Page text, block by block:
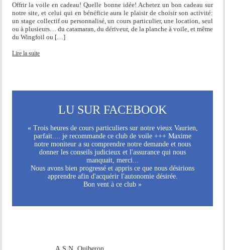
Offrir la voile en cadeau! Quelle bonne idée! Achetez un bon cadeau sur
notre site, et celui qui en bénéficie aura le plaisir de choisir son activité:
un stage collectif ou personnalisé, un cours particulier, une location, seul
ou à plusieurs… du catamaran, du dériveur, de la planche à voile, et même
du Wingfoil ou […]
Lire la suite
LU SUR FACEBOOK
« Trois heures de cours particuliers sur notre vieux Vaurien,
parfait.... je recommande ce club de voile +++ Maxime
notre moniteur a su comprendre notre demande et nous
donner les conseils judicieux et l'assurance qui nous
manquait, merci...
Nous avons bien progressé et appris ce que nous désirions
apprendre afin d'acquérir l'autonomie désirée.
Bon vent à ce club »